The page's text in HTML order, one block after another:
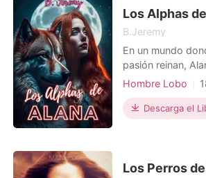
aprenderá que
Los Alphas
B.Jeremy
En un mundo
pasión reinan,
un destino único,
supervivencia.
cada uno con su
Alana, sin saber q
Hombre Lobo
Amor forzado
Descarga el
Los Perros